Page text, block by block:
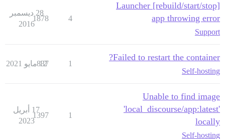
Launcher [rebuild/start/stop]
app throwing error
Support
4
1878
28 ديسمبر
2016
Failed to restart the container?
Self-hosting
1
837
12 مايو 2021
Unable to find image
'local_discourse/app:latest'
locally
Self-hosting
1
1397
17 أبريل
2023